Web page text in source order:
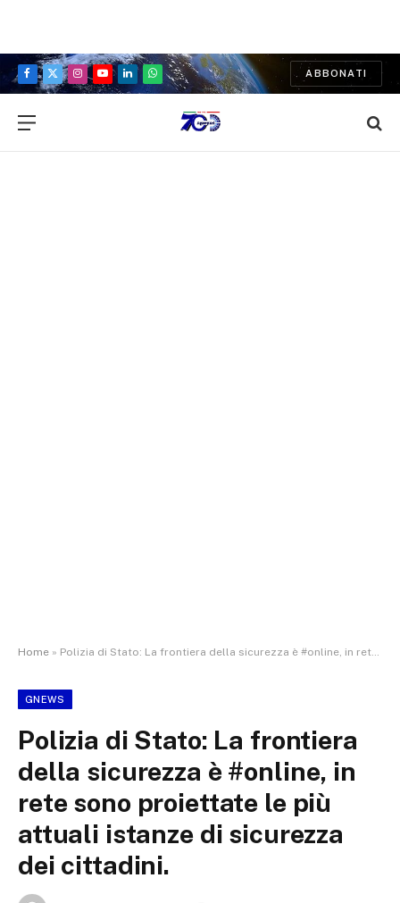
Facebook
X
Instagram
YouTubeLinkedInWhatsApp
ABBONATI
Home » Polizia di Stato: La frontiera della sicurezza è #online, in rete sono proiettate le più attuali istanze di sicurezza dei cittadini.
GNEWS
Polizia di Stato: La frontiera
della sicurezza è #online, in
rete sono proiettate le più
attuali istanze di sicurezza
dei cittadini.